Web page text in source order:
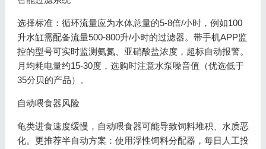
选择标准：循环流量应为水体总量的5-8倍/小时，例如100
升水缸需配备流量500-800升/小时的过滤器。带手机APP监
控的型号可实时监测氨氮、亚硝酸盐浓度，超标自动报警。
月均耗电量约15-30度，选购时注意水泵噪音值（优选低于
35分贝的产品）。
自动喂食器风险
龟类进食速度缓慢，自动喂食器可能导致饲料堆积、水质恶
化。更推荐半自动方案：使用浮性饲料分配器，每日人工投